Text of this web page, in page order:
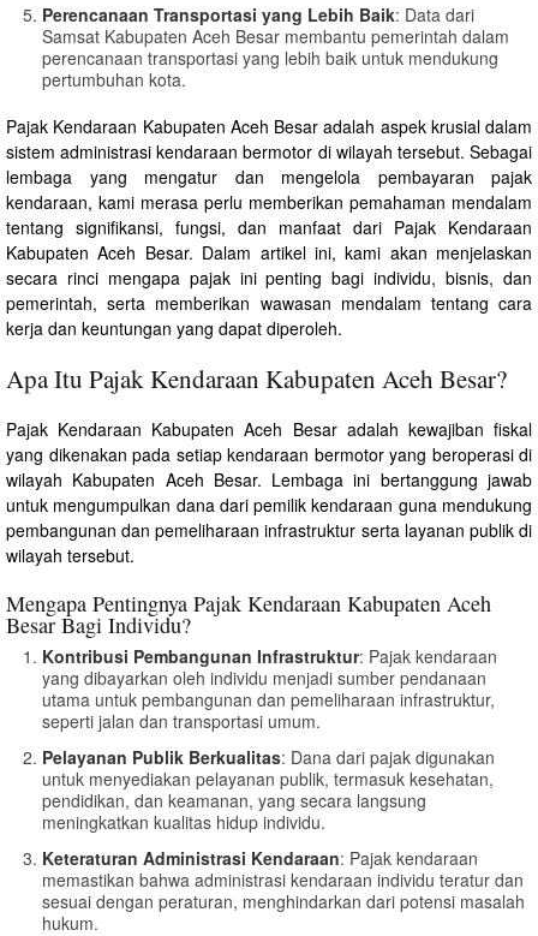
Perencanaan Transportasi yang Lebih Baik: Data dari
Samsat Kabupaten Aceh Besar membantu pemerintah dalam
perencanaan transportasi yang lebih baik untuk mendukung
pertumbuhan kota.
Pajak Kendaraan Kabupaten Aceh Besar adalah aspek krusial dalam
sistem administrasi kendaraan bermotor di wilayah tersebut. Sebagai
lembaga yang mengatur dan mengelola pembayaran pajak
kendaraan, kami merasa perlu memberikan pemahaman mendalam
tentang signifikansi, fungsi, dan manfaat dari Pajak Kendaraan
Kabupaten Aceh Besar. Dalam artikel ini, kami akan menjelaskan
secara rinci mengapa pajak ini penting bagi individu, bisnis, dan
pemerintah, serta memberikan wawasan mendalam tentang cara
kerja dan keuntungan yang dapat diperoleh.
Apa Itu Pajak Kendaraan Kabupaten Aceh Besar?
Pajak Kendaraan Kabupaten Aceh Besar adalah kewajiban fiskal
yang dikenakan pada setiap kendaraan bermotor yang beroperasi di
wilayah Kabupaten Aceh Besar. Lembaga ini bertanggung jawab
untuk mengumpulkan dana dari pemilik kendaraan guna mendukung
pembangunan dan pemeliharaan infrastruktur serta layanan publik di
wilayah tersebut.
Mengapa Pentingnya Pajak Kendaraan Kabupaten Aceh
Besar Bagi Individu?
Kontribusi Pembangunan Infrastruktur: Pajak kendaraan
yang dibayarkan oleh individu menjadi sumber pendanaan
utama untuk pembangunan dan pemeliharaan infrastruktur,
seperti jalan dan transportasi umum.
Pelayanan Publik Berkualitas: Dana dari pajak digunakan
untuk menyediakan pelayanan publik, termasuk kesehatan,
pendidikan, dan keamanan, yang secara langsung
meningkatkan kualitas hidup individu.
Keteraturan Administrasi Kendaraan: Pajak kendaraan
memastikan bahwa administrasi kendaraan individu teratur dan
sesuai dengan peraturan, menghindarkan dari potensi masalah
hukum.